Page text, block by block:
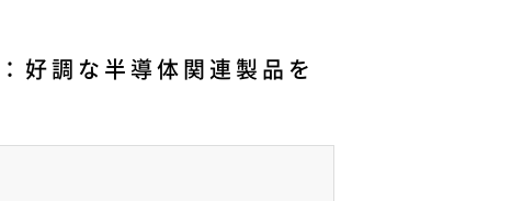
好調な半導体関連製品を